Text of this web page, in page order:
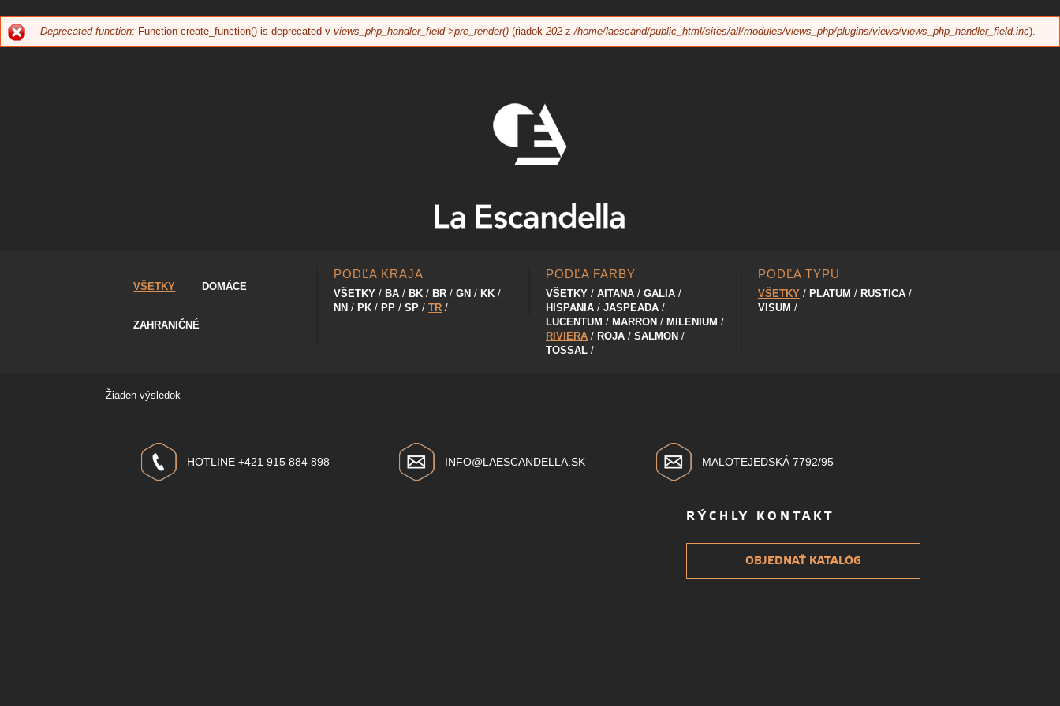
CHYBOVÁ
Deprecated function: Function create_function() is deprecated v views_php_handler_field->pre_render() (riadok 202 z /home/laescand/public_html/sites/all/modules/views_php/plugins/views/views_php_handler_field.inc).
VŠETKY DOMÁCE
ZAHRANIČNÉ
PODĽA KRAJA
VŠETKY BA BK BR GN
KK
NN
PK PP SP TR
PODĽA FARBY
VŠETKY AITANA
GALIA
HISPANIA
JASPEADA
LUCENTUM
MARRON
MILENIUM
RIVIERA
ROJA
SALMON
TOSSAL
PODĽA TYPU
VŠETKY PLATUM
RUSTICA
VISUM
Žiaden výsledok
HOTLINE +421 915 884 898 INFO@LAESCANDELLA.SK MALOTEJEDSKÁ 7792/95
RÝCHLY KONTAKT
OBJEDNAŤ KATALÓG